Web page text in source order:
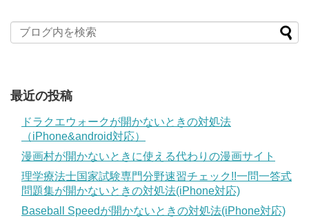
最近の投稿
ドラクエウォークが開かないときの対処法
（iPhone&android対応）
漫画村が開かないときに使える代わりの漫画サイト
理学療法士国家試験専門分野速習チェック!!一問一答式
問題集が開かないときの対処法(iPhone対応)
Baseball Speedが開かないときの対処法(iPhone対応)